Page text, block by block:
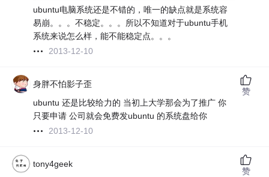
ubuntu电脑系统还是不错的，唯一的缺点就是系统容
易崩。。。不稳定。。。所以不知道对于ubuntu手机
系统来说怎么样，能不能稳定点。。。
2013-12-10
身胖不怕影子歪
ubuntu 还是比较给力的 当初上大学那会为了推广 你
只要申请 公司就会免费发ubuntu 的系统盘给你
2013-12-10
赞
tony4geek
赞